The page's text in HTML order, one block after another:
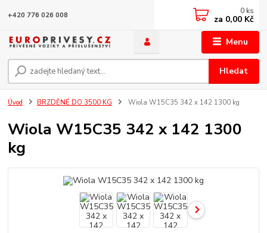
Menu
Hledat
+420 776 026 008 0 ks
za 0,00 Kč
Úvod BRZDĚNÉ DO 3500 KG Wiola W15C35 342 x 142 1300 kg
Wiola W15C35 342 x 142 1300
kg